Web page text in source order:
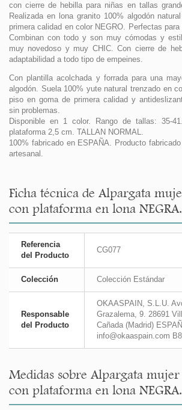
con cierre de hebilla para niñas en tallas
Realizada en lona granito 100% algodón
primera calidad en color NEGRO. Perfectas
Combinan con todo y son muy cómodas y
muy novedoso y muy CHIC. Con cierre de
adaptabilidad a todo tipo de empeines.
Con plantilla acolchada y forrada para una
algodón. Suela 100% yute natural trenzado en
piso en goma de primera calidad y
sin problemas.
Disponible en 1 color. Rango de tallas: 35-
plataforma 2,5 cm. TALLAN NORMAL.
100% fabricado en ESPAÑA. Producto
artesanal.
Ficha técnica de Alpargata
con plataforma en lona NEGRA.
Referencia
del Producto
CG077
Colección Colección Estándar
Responsable
del Producto
OKAASPAIN, S.L.U.
Grazalema, 9. 28691
Cañada (Madrid)
info@okaaspain.com
Medidas sobre Alpargata
con plataforma en lona NEGRA.